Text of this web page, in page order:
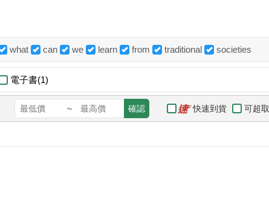
what can we learn from traditional societies
電子書(1)
~ 確認 快速到貨 可超取